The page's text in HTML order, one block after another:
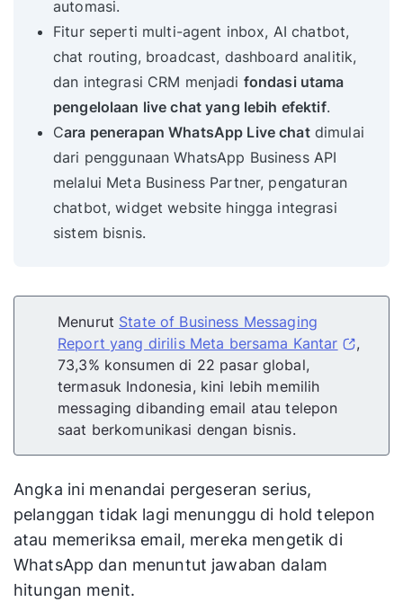
automasi.
Fitur seperti multi-agent inbox, AI chatbot,
chat routing, broadcast, dashboard analitik,
dan integrasi CRM menjadi fondasi utama
pengelolaan live chat yang lebih efektif.
Cara penerapan WhatsApp Live chatdimulai
dari penggunaan WhatsApp Business API
melalui Meta Business Partner, pengaturan
chatbot, widget website hingga integrasi
sistem bisnis.
Menurut State of Business Messaging
Report yang dirilis Meta bersama Kantar
,
73,3% konsumen di 22 pasar global,
termasuk Indonesia, kini lebih memilih
messaging dibanding email atau telepon
saat berkomunikasi dengan bisnis.
Angka ini menandai pergeseran serius,
pelanggan tidak lagi menunggu di hold telepon
atau memeriksa email, mereka mengetik di
WhatsApp dan menuntut jawaban dalam
hitungan menit.